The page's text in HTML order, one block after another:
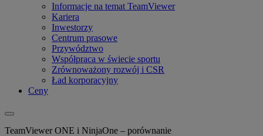
Informacje na temat TeamViewer
Kariera
Inwestorzy
Centrum prasowe
Przywództwo
Współpraca w świecie sportu
Zrównoważony rozwój i CSR
Ład korporacyjny
Ceny
TeamViewer ONE i NinjaOne – porównanie